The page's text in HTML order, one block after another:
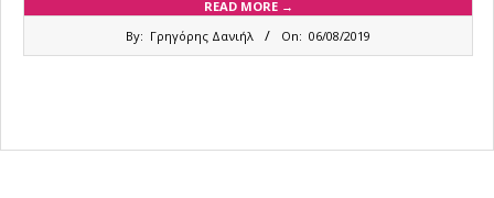
READ MORE →
By: Γρηγόρης Δανιήλ On: 06/08/2019